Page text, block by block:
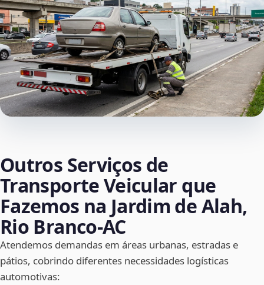
Outros Serviços de
Transporte Veicular que
Fazemos na Jardim de Alah,
Rio Branco‑AC
Atendemos demandas em áreas urbanas, estradas e
pátios, cobrindo diferentes necessidades logísticas
automotivas: